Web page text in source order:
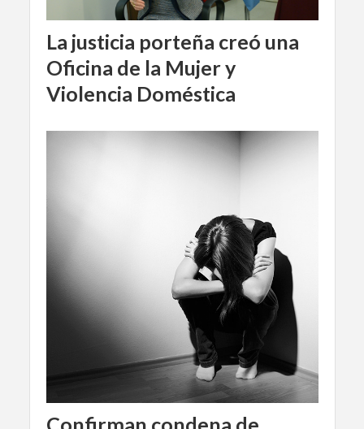
La justicia porteña creó una
Oficina de la Mujer y
Violencia Doméstica
Confirman condena de